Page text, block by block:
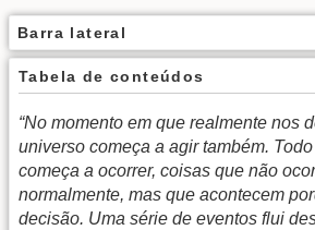
Barra lateral
Tabela de conteúdos
“No momento em que realmente nos
universo começa a agir também.
começa a ocorrer, coisas que não
normalmente, mas que acontecem
decisão. Uma série de eventos flui